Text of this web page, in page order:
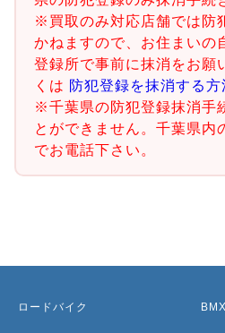
※買取のみ対応店舗では防
かねますので、お住まいの
登録所で事前に抹消をお願
くは 防犯登録を抹消する方
※千葉県の防犯登録抹消手
とができません。千葉県内
でお電話下さい。
ロードバイク BMX